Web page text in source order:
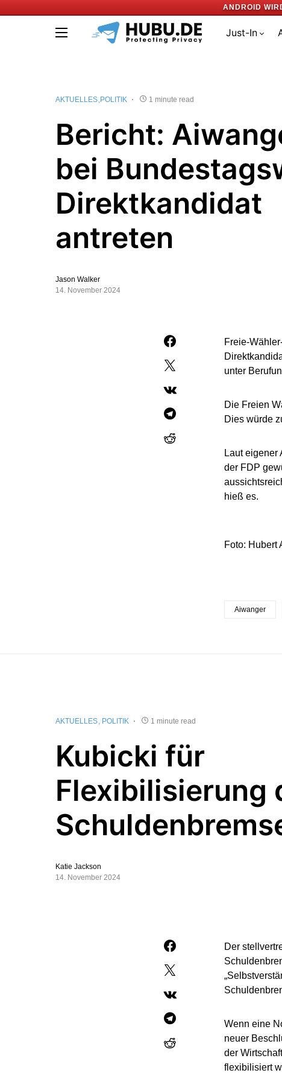
ANDROID
Just-In
AKTUELLES POLITIK 1 minute read
Bericht:
bei
Direktkandidat
antreten
Jason Walker
14. November 2024
Freie-
unter
Die Freien
Dies würde
Laut eigener
der FDP
hieß es.
Foto: Hubert
Aiwanger
AKTUELLES POLITIK 1 minute read
Kubicki für
Flexibilisierung
Katie Jackson
14. November 2024
Der
Wenn eine
neuer
der
flexibilisiert